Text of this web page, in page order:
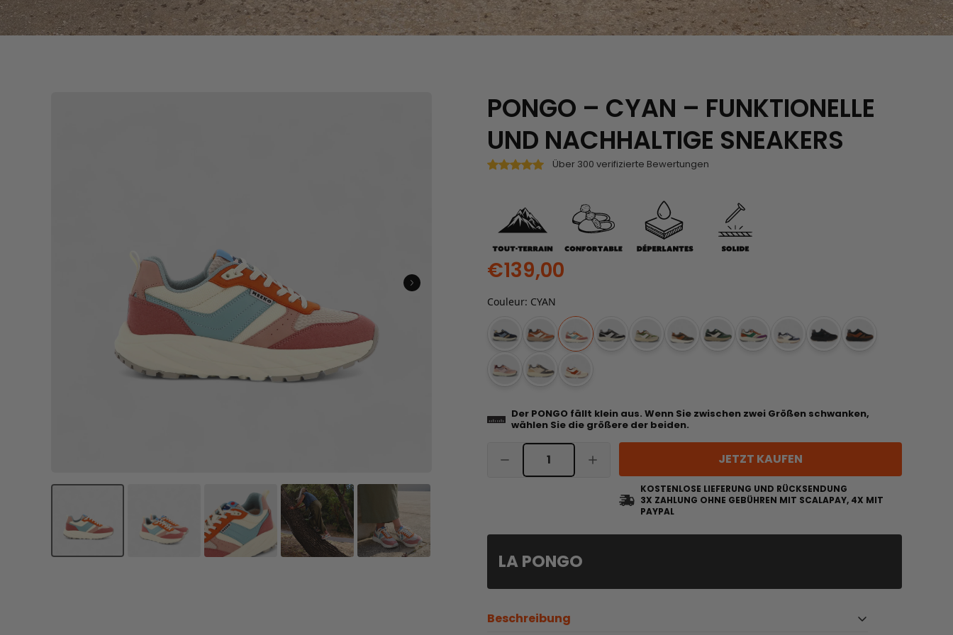
PONGO – CYAN – FUNKTIONELLE
UND NACHHALTIGE SNEAKERS
Über 300 verifizierte Bewertungen
€139,00
Couleur: CYAN
Der PONGO fällt klein aus. Wenn Sie zwischen zwei Größen schwanken,
wählen Sie die größere der beiden.
JETZT KAUFEN
KOSTENLOSE LIEFERUNG UND RÜCKSENDUNG
3X ZAHLUNG OHNE GEBÜHREN MIT SCALAPAY, 4X MIT
PAYPAL
LA PONGO
Beschreibung